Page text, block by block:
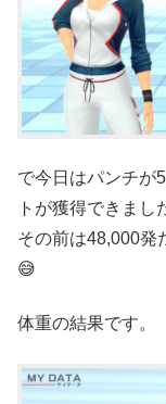
で今日はパンチが
トが獲得できまし
その前は48,000発
😅
体重の結果です。